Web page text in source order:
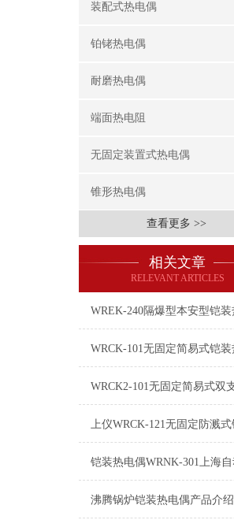
装配式热电偶
铂铑热电偶
耐磨热电偶
端面热电阻
无固定装置式热电偶
锥形热电偶
查看更多 >>
相关文章
RELEVANT ARTICLES
沸腾锅炉铠装热电偶产品介绍